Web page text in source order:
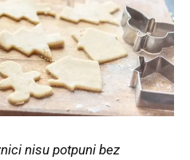
nisu potpuni bez